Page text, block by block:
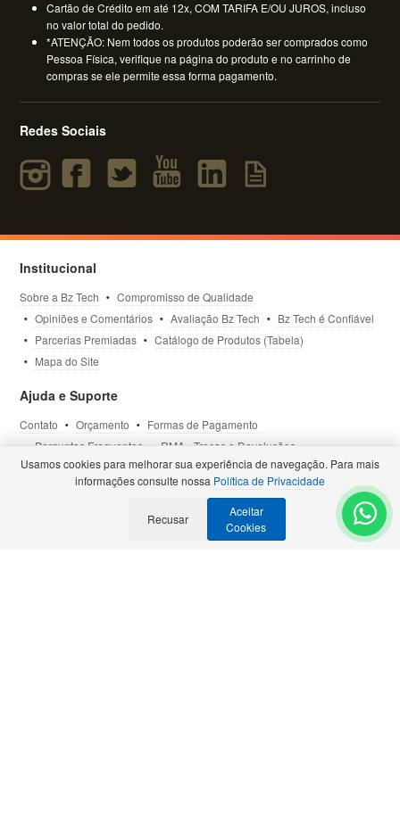
Cartão de Crédito em até 12x, COM TARIFA E/OU JUROS, incluso
no valor total do pedido.
*ATENÇÃO: Nem todos os produtos poderão ser comprados como
Pessoa Física, verifique na página do produto e no carrinho de
compras se ele permite essa forma pagamento.
Redes Sociais
Institucional
Sobre a Bz Tech
Compromisso de Qualidade
Opiniões e Comentários
Avaliação Bz Tech
Bz Tech é Confiável
Parcerias Premiadas
Catálogo de Produtos (Tabela)
Mapa do Site
Ajuda e Suporte
Contato Orçamento
Formas de Pagamento
Perguntas Frequentes
RMA - Trocas e Devoluções
Política de Privacidade
Termos de Uso Site Seguro
Selos e Certificações- Veja todas as Parcerias Premiadas
Usamos cookies para melhorar sua experiência de navegação. Para mais
informações consulte nossa Política de Privacidade
Recusar
Aceitar
Cookies